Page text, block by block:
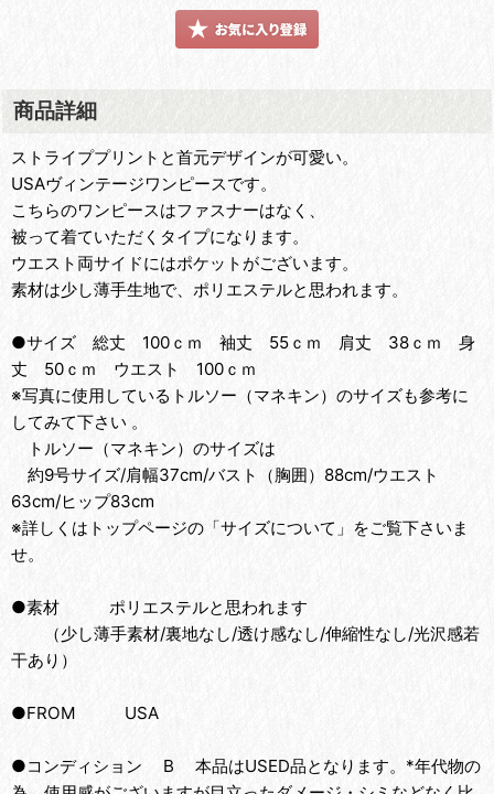
商品詳細
ストライププリントと首元デザインが可愛い。
USAヴィンテージワンピースです。
こちらのワンピースはファスナーはなく、
被って着ていただくタイプになります。
ウエスト両サイドにはポケットがございます。
素材は少し薄手生地で、ポリエステルと思われます。
●サイズ 総丈 100ｃｍ 袖丈 55ｃｍ 肩丈 38ｃｍ 身
丈 50ｃｍ ウエスト 100ｃｍ
※写真に使用しているトルソー（マネキン）のサイズも参考に
してみて下さい 。
トルソー（マネキン）のサイズは
約9号サイズ/肩幅37cm/バスト（胸囲）88cm/ウエスト
63cm/ヒップ83cm
※詳しくはトップページの「サイズについて」をご覧下さいま
せ。
●素材 ポリエステルと思われます
（少し薄手素材/裏地なし/透け感なし/伸縮性なし/光沢感若
干あり）
●FROM USA
●コンディション B 本品はUSED品となります。*年代物の